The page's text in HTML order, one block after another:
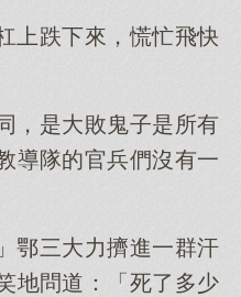
上跌下來，慌忙飛快
，是大敗鬼子是所有
導隊的官兵們沒有一
鄂三大力擠進一群汗
地問道：「死了多少